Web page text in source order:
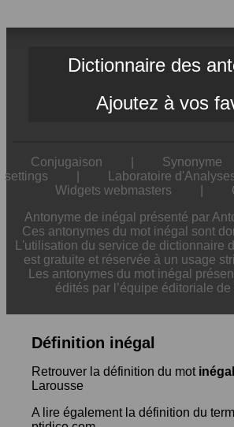
Dictionnaire des
Ajoutez à vos
Conjugaison Synonyme
settings
Laboratoire
Widgets webmasters
Antonyme de inégal présenté par
Ces antonymes du mot inégal sont
L'utilisation du service de dictionnaire
est gratuite et réservée à un usage
Les antonymes du mot inégal
édités par l’équipe éditoriale
Définition inégal
Retrouver la définition du mot inégal
Larousse
A lire également la définition du